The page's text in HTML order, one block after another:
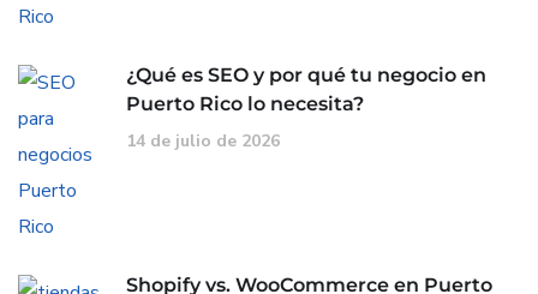
¿Qué es SEO y por qué tu negocio en
Puerto Rico lo necesita?
14 de julio de 2026
Shopify vs. WooCommerce en Puerto